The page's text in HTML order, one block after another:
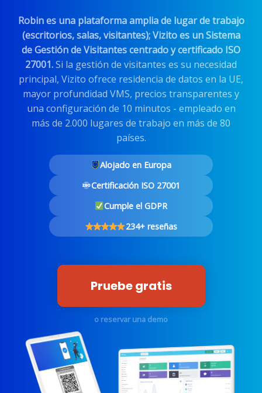
Robin es una plataforma amplia de lugar de trabajo
(escritorios, salas, visitantes); Vizito es un Sistema
de Gestión de Visitantes centrado y certificado ISO
27001.Si la gestión de visitantes es su necesidad
principal, Vizito ofrece residencia de datos en la UE,
mayor profundidad VMS, precios transparentes y
una configuración de 10 minutos - empleado en
más de 2.000 lugares de trabajo en más de 80
países.
Alojado en Europa
Certificación ISO 27001
Cumple el GDPR
234+ reseñas
Pruebe gratis
o reservar una demo